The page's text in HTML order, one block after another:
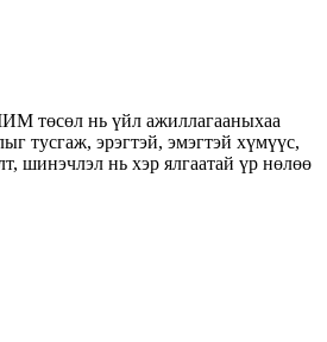
төсөл нь үйл ажиллагааныхаа
тусгаж, эрэгтэй, эмэгтэй хүмүүс,
шинэчлэл нь хэр ялгаатай үр нөлөө